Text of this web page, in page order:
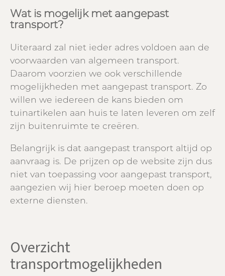
Wat is mogelijk met aangepast
transport?
Uiteraard zal niet ieder adres voldoen aan de
voorwaarden van algemeen transport.
Daarom voorzien we ook verschillende
mogelijkheden met aangepast transport. Zo
willen we iedereen de kans bieden om
tuinartikelen aan huis te laten leveren om zelf
zijn buitenruimte te creëren.
Belangrijk is dat aangepast transport altijd op
aanvraag is. De prijzen op de website zijn dus
niet van toepassing voor aangepast transport,
aangezien wij hier beroep moeten doen op
externe diensten.
Overzicht
transportmogelijkheden